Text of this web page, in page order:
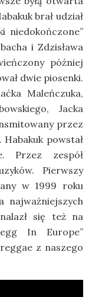
brał udział
niedokończone”
i Zdzisława
później
dwie piosenki.
Maleńczuka,
Jacka
przez
Habakuk powstał
Przez zespół
Pierwszy
w 1999 roku
najważniejszych
się też na
In Europe”
z naszego